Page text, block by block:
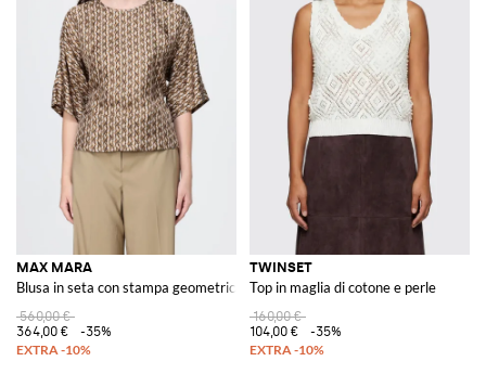
MAX MARA
Blusa in seta con stampa geometrica e coulisse in vita
560,00 €
364,00 €
-35%
TWINSET
Top in maglia di cotone e perle
160,00 €
104,00 €
-35%